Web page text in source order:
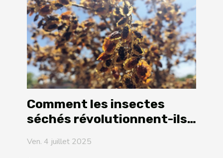
Comment les insectes
séchés révolutionnent-ils
Ven. 4 juillet 2025